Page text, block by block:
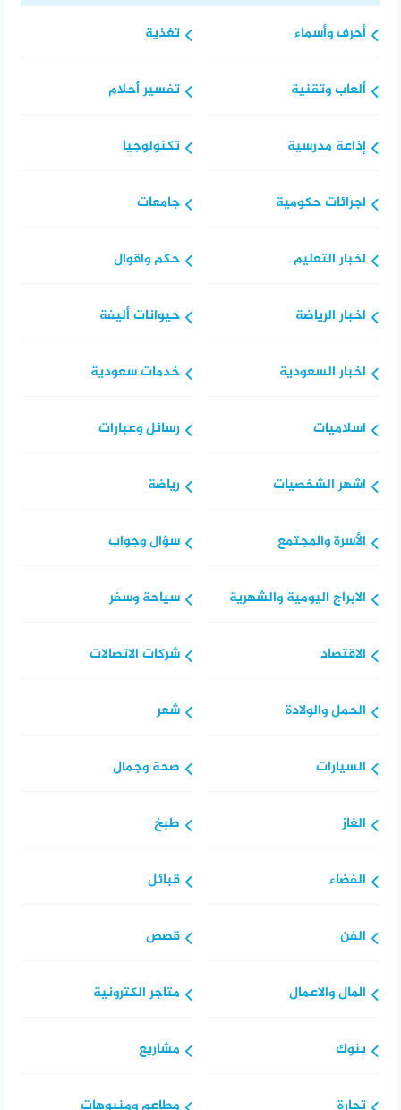
أحرف وأسماء
ألعاب وتقنية
إذاعة مدرسية
اجرائات حكومية
اخبار التعليم
اخبار الرياضة
اخبار السعودية
اسلاميات
اشهر الشخصيات
الأسرة والمجتمع
الابراج اليومية والشهرية
الاقتصاد
الحمل والولادة
السيارات
الغاز
الفضاء
الفن
المال والاعمال
بنوك
تغذية
تفسير أحلام
تكنولوجيا
جامعات
حكم واقوال
حيوانات أليفة
خدمات سعودية
رسائل وعبارات
رياضة
سؤال وجواب
سياحة وسفر
شركات الاتصالات
شعر
صحة وجمال
طبخ
قبائل
قصص
متاجر الكترونية
مشاريع